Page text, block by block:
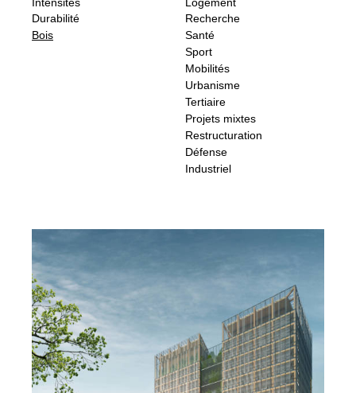
Durabilité
Bois
Recherche
Santé
Sport
Mobilités
Urbanisme
Tertiaire
Projets mixtes
Restructuration
Défense
Industriel